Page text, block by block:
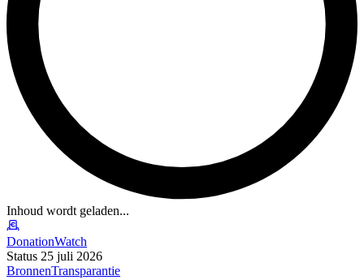
Inhoud wordt geladen...
DonationWatch
Status 25 juli 2026
BronnenTransparantie